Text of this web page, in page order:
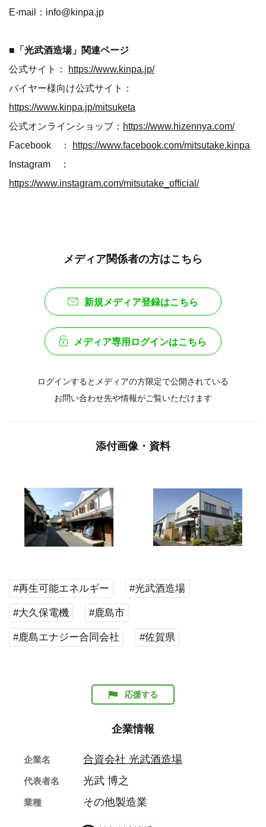
E-mail：info@kinpa.jp
■「光武酒造場」関連ページ
公式サイト： https://www.kinpa.jp/
バイヤー様向け公式サイト：
https://www.kinpa.jp/mitsuketa
公式オンラインショップ： https://www.hizennya.com/
Facebook ： https://www.facebook.com/mitsutake.kinpa
Instagram ：
https://www.instagram.com/mitsutake_official/
メディア関係者の方はこちら
新規メディア登録はこちら
メディア専用ログインはこちら
ログインするとメディアの方限定で公開されている
お問い合わせ先や情報がご覧いただけます
添付画像・資料
#再生可能エネルギー #光武酒造場
#大久保電機 #鹿島市
#鹿島エナジー合同会社 #佐賀県
応援する
企業情報
企業名 合資会社 光武酒造場
代表者名 光武 博之
業種 その他製造業